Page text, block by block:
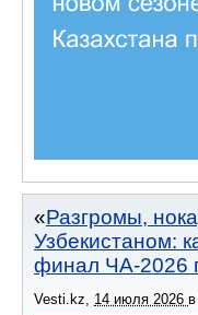
Разгромы,
Узбекистаном:
финал ЧА-2026
Vesti.kz, 14 июля 2026 в